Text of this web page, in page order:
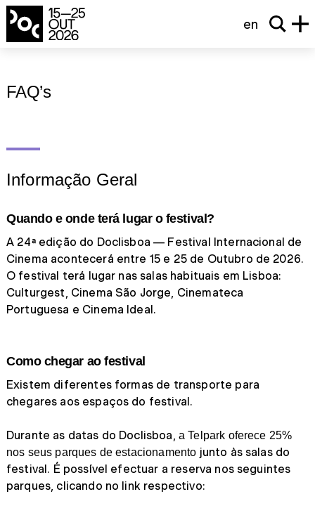
en
FAQ’s
Informação Geral
Quando e onde terá lugar o festival?
A 24ª edição do Doclisboa — Festival Internacional de
Cinema acontecerá entre 15 e 25 de Outubro de 2026.
O festival terá lugar nas salas habituais em Lisboa:
Culturgest, Cinema São Jorge, Cinemateca
Portuguesa e Cinema Ideal.
Como chegar ao festival
Existem diferentes formas de transporte para
chegares aos espaços do festival.
Durante as datas do Doclisboa, a Telpark oferece 25%
nos seus parques de estacionamento junto às salas do
festival. É possível efectuar a reserva nos seguintes
parques, clicando no link respectivo: